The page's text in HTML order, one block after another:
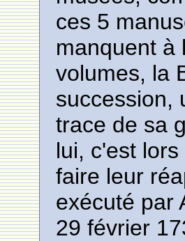
ces 5
manquent à
volumes, la
succession,
trace de sa
lui, c'est
faire leur
exécuté par
29 février